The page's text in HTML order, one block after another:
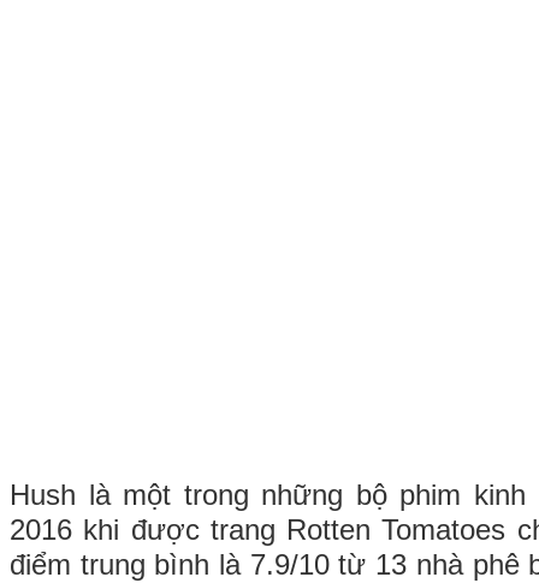
Hush là một trong những bộ phim
2016 khi được trang Rotten Tomatoes
điểm trung bình là 7.9/10 từ 13 nhà phê